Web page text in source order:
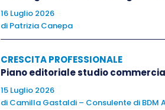
Individuare come si sta
Gli applicativi ditimesheetche
come viene impiegato il tempo.
16 Luglio 2026
di Patrizia Canepa
CRESCITA PROFESSIONALE
Piano editoriale studio
15 Luglio 2026
di Camilla Gastaldi – Consulente di BDM